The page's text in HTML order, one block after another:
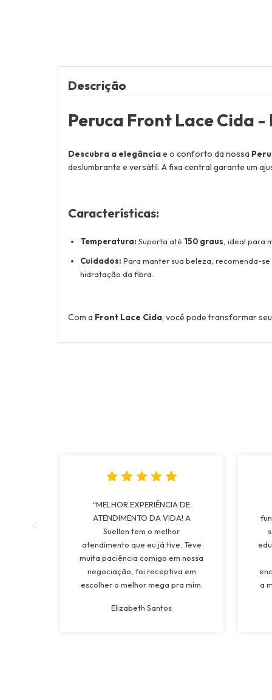
Descrição
Peruca Front Lace Cida
Descubra a elegânciae o conforto da nossa
deslumbrante e versátil. A fixa central garante um
Características:
Temperatura: Suporta até 150 graus, ideal para
Cuidados: Para manter sua beleza, recomenda-se
hidratação da fibra.
Com a Front Lace Cida, você pode transformar
“MELHOR EXPERIÊNCIA DE
ATENDIMENTO DA VIDA! A
Suellen tem o melhor
atendimento que eu já tive. Teve
muita paciência comigo em nossa
negociação, foi receptiva em
escolher o melhor mega pra mim.
mais de 15 anos e ganhei da
Elizabeth Santos
a